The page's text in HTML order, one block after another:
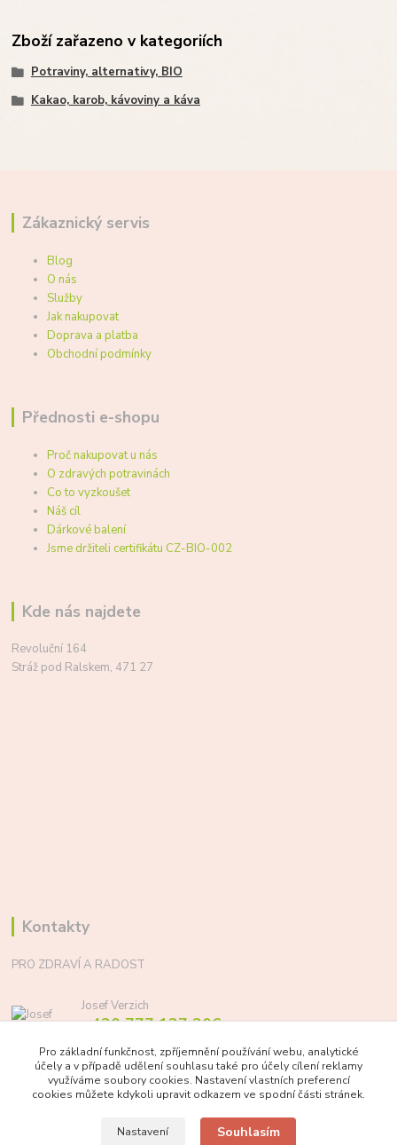
Zboží zařazeno v kategoriích
Potraviny, alternativy, BIO
Kakao, karob, kávoviny a káva
Zákaznický servis
Blog
O nás
Služby
Jak nakupovat
Doprava a platba
Obchodní podmínky
Přednosti e-shopu
Proč nakupovat u nás
O zdravých potravinách
Co to vyzkoušet
Náš cíl
Dárkové balení
Jsme držiteli certifikátu CZ-BIO-002
Kde nás najdete
Revoluční 164
Stráž pod Ralskem, 471 27
Kontakty
PRO ZDRAVÍ A RADOST
Josef Verzich
+420 777 137 206
info@prozdraviaradost.cz
Pro základní funkčnost, zpříjemnění používání webu, analytické
účely a v případě udělení souhlasu také pro účely cílení reklamy
využíváme soubory cookies. Nastavení vlastních preferencí
cookies můžete kdykoli upravit odkazem ve spodní části stránek.
Nastavení Souhlasím